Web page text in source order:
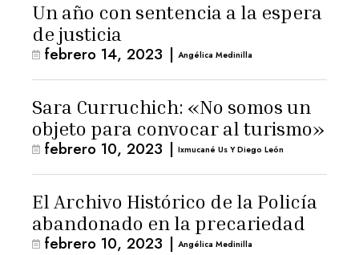
Un año con sentencia a la espera
de justicia
febrero 14, 2023 | Angélica Medinilla
Sara Curruchich: «No somos un
objeto para convocar al turismo»
febrero 10, 2023 | Ixmucané Us Y Diego León
El Archivo Histórico de la Policía
abandonado en la precariedad
febrero 10, 2023 | Angélica Medinilla